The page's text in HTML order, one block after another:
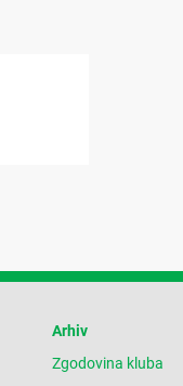
Arhiv
Zgodovina kluba